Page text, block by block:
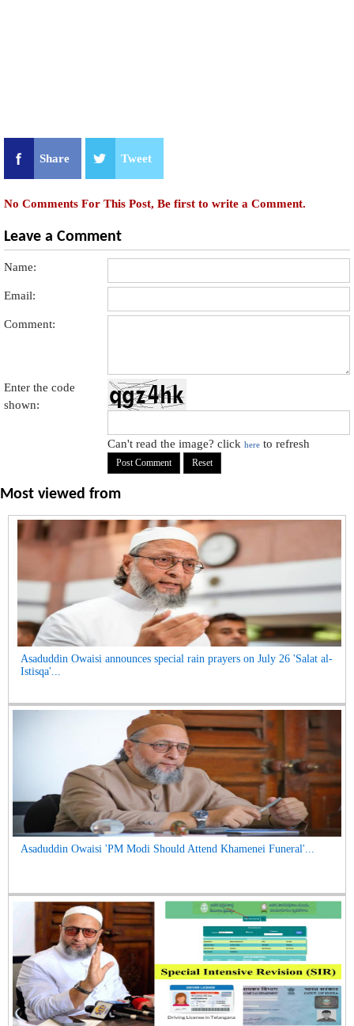
Share Tweet
No Comments For This Post, Be first to write a Comment.
Leave a Comment
Name:
Email:
Comment:
Enter the code
shown:
Can't read the image? clickhere to refresh
Most viewed from
Asaduddin Owaisi announces special rain prayers on July 26 'Salat al-
Istisqa'...
Asaduddin Owaisi 'PM Modi Should Attend Khamenei Funeral'...